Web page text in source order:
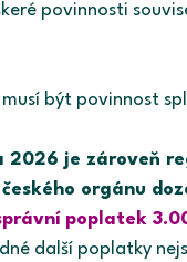
povinnosti
být povinnost
2026 je zároveň
orgánu
poplatek
další poplatky